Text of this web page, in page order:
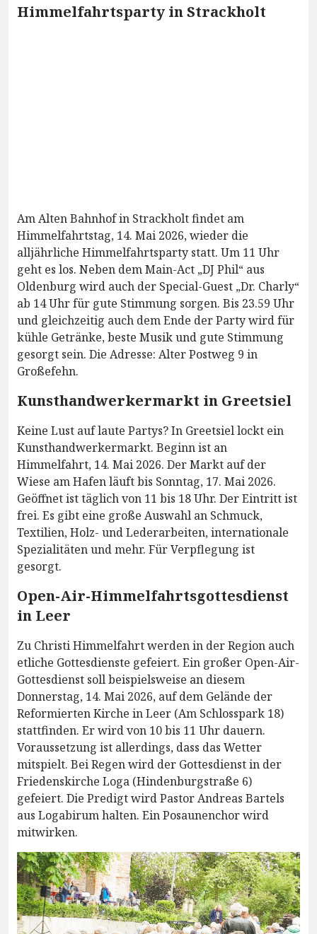
Himmelfahrtsparty in Strackholt
Am Alten Bahnhof in Strackholt findet am
Himmelfahrtstag, 14. Mai 2026, wieder die
alljährliche Himmelfahrtsparty statt. Um 11 Uhr
geht es los. Neben dem Main-Act „DJ Phil“ aus
Oldenburg wird auch der Special-Guest „Dr. Charly“
ab 14 Uhr für gute Stimmung sorgen. Bis 23.59 Uhr
und gleichzeitig auch dem Ende der Party wird für
kühle Getränke, beste Musik und gute Stimmung
gesorgt sein. Die Adresse: Alter Postweg 9 in
Großefehn.
Kunsthandwerkermarkt in Greetsiel
Keine Lust auf laute Partys? In Greetsiel lockt ein
Kunsthandwerkermarkt. Beginn ist an
Himmelfahrt, 14. Mai 2026. Der Markt auf der
Wiese am Hafen läuft bis Sonntag, 17. Mai 2026.
Geöffnet ist täglich von 11 bis 18 Uhr. Der Eintritt ist
frei. Es gibt eine große Auswahl an Schmuck,
Textilien, Holz- und Lederarbeiten, internationale
Spezialitäten und mehr. Für Verpflegung ist
gesorgt.
Open-Air-Himmelfahrtsgottesdienst
in Leer
Zu Christi Himmelfahrt werden in der Region auch
etliche Gottesdienste gefeiert. Ein großer Open-Air-
Gottesdienst soll beispielsweise an diesem
Donnerstag, 14. Mai 2026, auf dem Gelände der
Reformierten Kirche in Leer (Am Schlosspark 18)
stattfinden. Er wird von 10 bis 11 Uhr dauern.
Voraussetzung ist allerdings, dass das Wetter
mitspielt. Bei Regen wird der Gottesdienst in der
Friedenskirche Loga (Hindenburgstraße 6)
gefeiert. Die Predigt wird Pastor Andreas Bartels
aus Logabirum halten. Ein Posaunenchor wird
mitwirken.